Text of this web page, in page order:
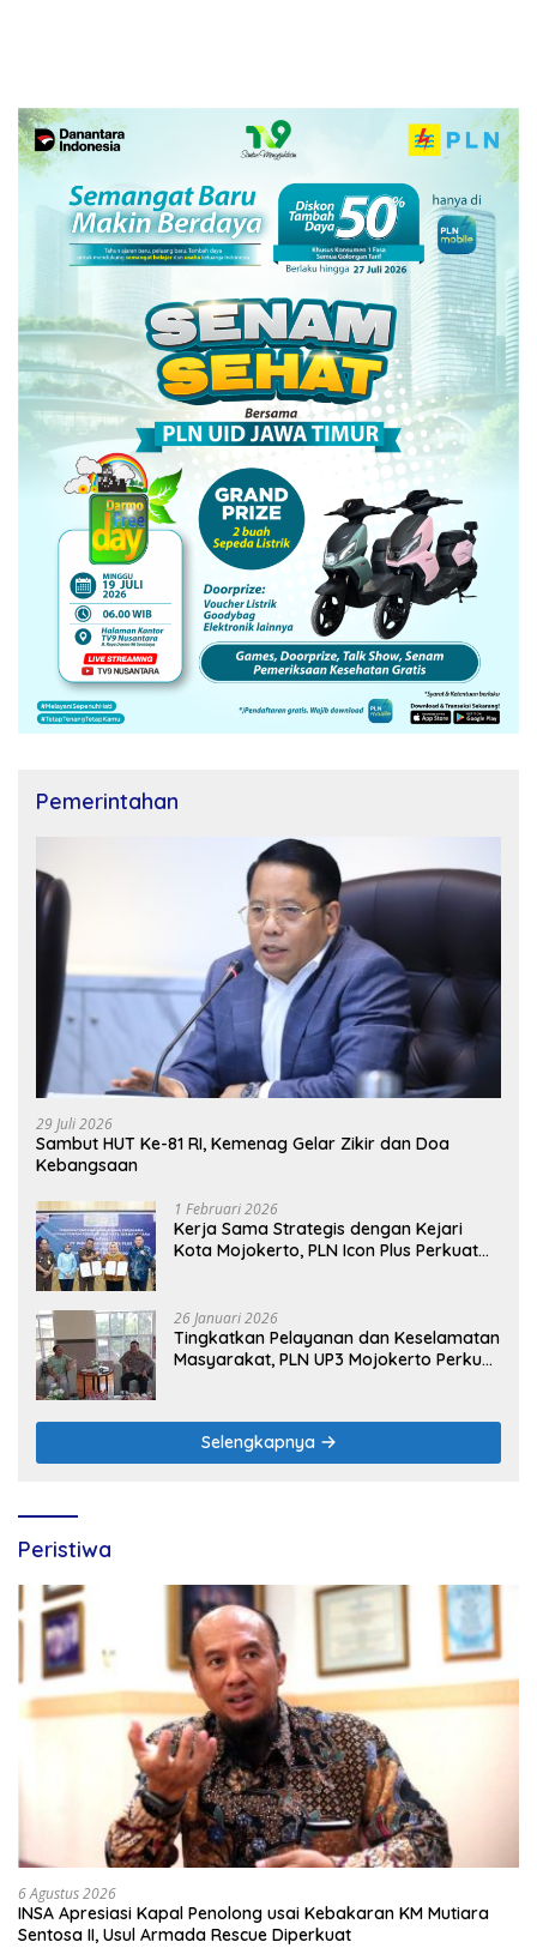
Pemerintahan
29 Juli 2026
Sambut HUT Ke-81 RI, Kemenag Gelar Zikir dan Doa
Kebangsaan
1 Februari 2026
Kerja Sama Strategis dengan Kejari
Kota Mojokerto, PLN Icon Plus Perkuat
26 Januari 2026
Tingkatkan Pelayanan dan Keselamatan
Masyarakat, PLN UP3 Mojokerto Perkuat
Selengkapnya
Peristiwa
6 Agustus 2026
INSA Apresiasi Kapal Penolong usai Kebakaran KM Mutiara
Sentosa II, Usul Armada Rescue Diperkuat